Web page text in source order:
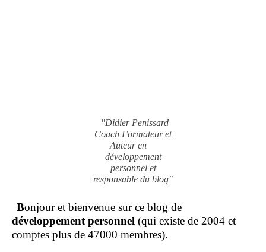
"Didier Penissard
Coach Formateur et
Auteur en
développement
personnel et
responsable du blog"
Bonjour et bienvenue sur ce blog de
développement personnel (qui existe de 2004 et
comptes plus de 47000 membres).